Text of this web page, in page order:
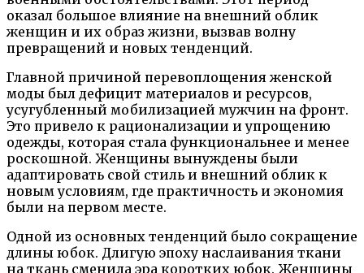
оказал большое влияние на внешний облик
женщин и их образ жизни, вызвав волну
превращений и новых тенденций.
Главной причиной перевоплощения женской
моды был дефицит материалов и ресурсов,
усугубленный мобилизацией мужчин на фронт.
Это привело к рационализации и упрощению
одежды, которая стала функциональнее и менее
роскошной. Женщины вынуждены были
адаптировать свой стиль и внешний облик к
новым условиям, где практичность и экономия
были на первом месте.
Одной из основных тенденций было сокращение
длины юбок. Длигую эпоху наслаивания ткани
на ткань сменила эра коротких юбок. Женщины